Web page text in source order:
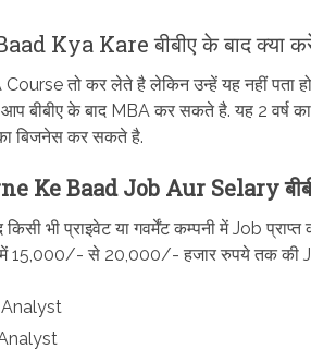
Kya Kare बीबीए के बाद क्या
तो कर लेते है लेकिन उन्हें यह नहीं पता
बीबीए के बाद MBA कर सकते है. यह 2 वर्ष
बिजनेस कर सकते है.
Ke Baad Job Aur Selary
भी प्राइवेट या गवर्मेंट कम्पनी में Job
15,000/- से 20,000/- हजार रुपये तक की
Analyst